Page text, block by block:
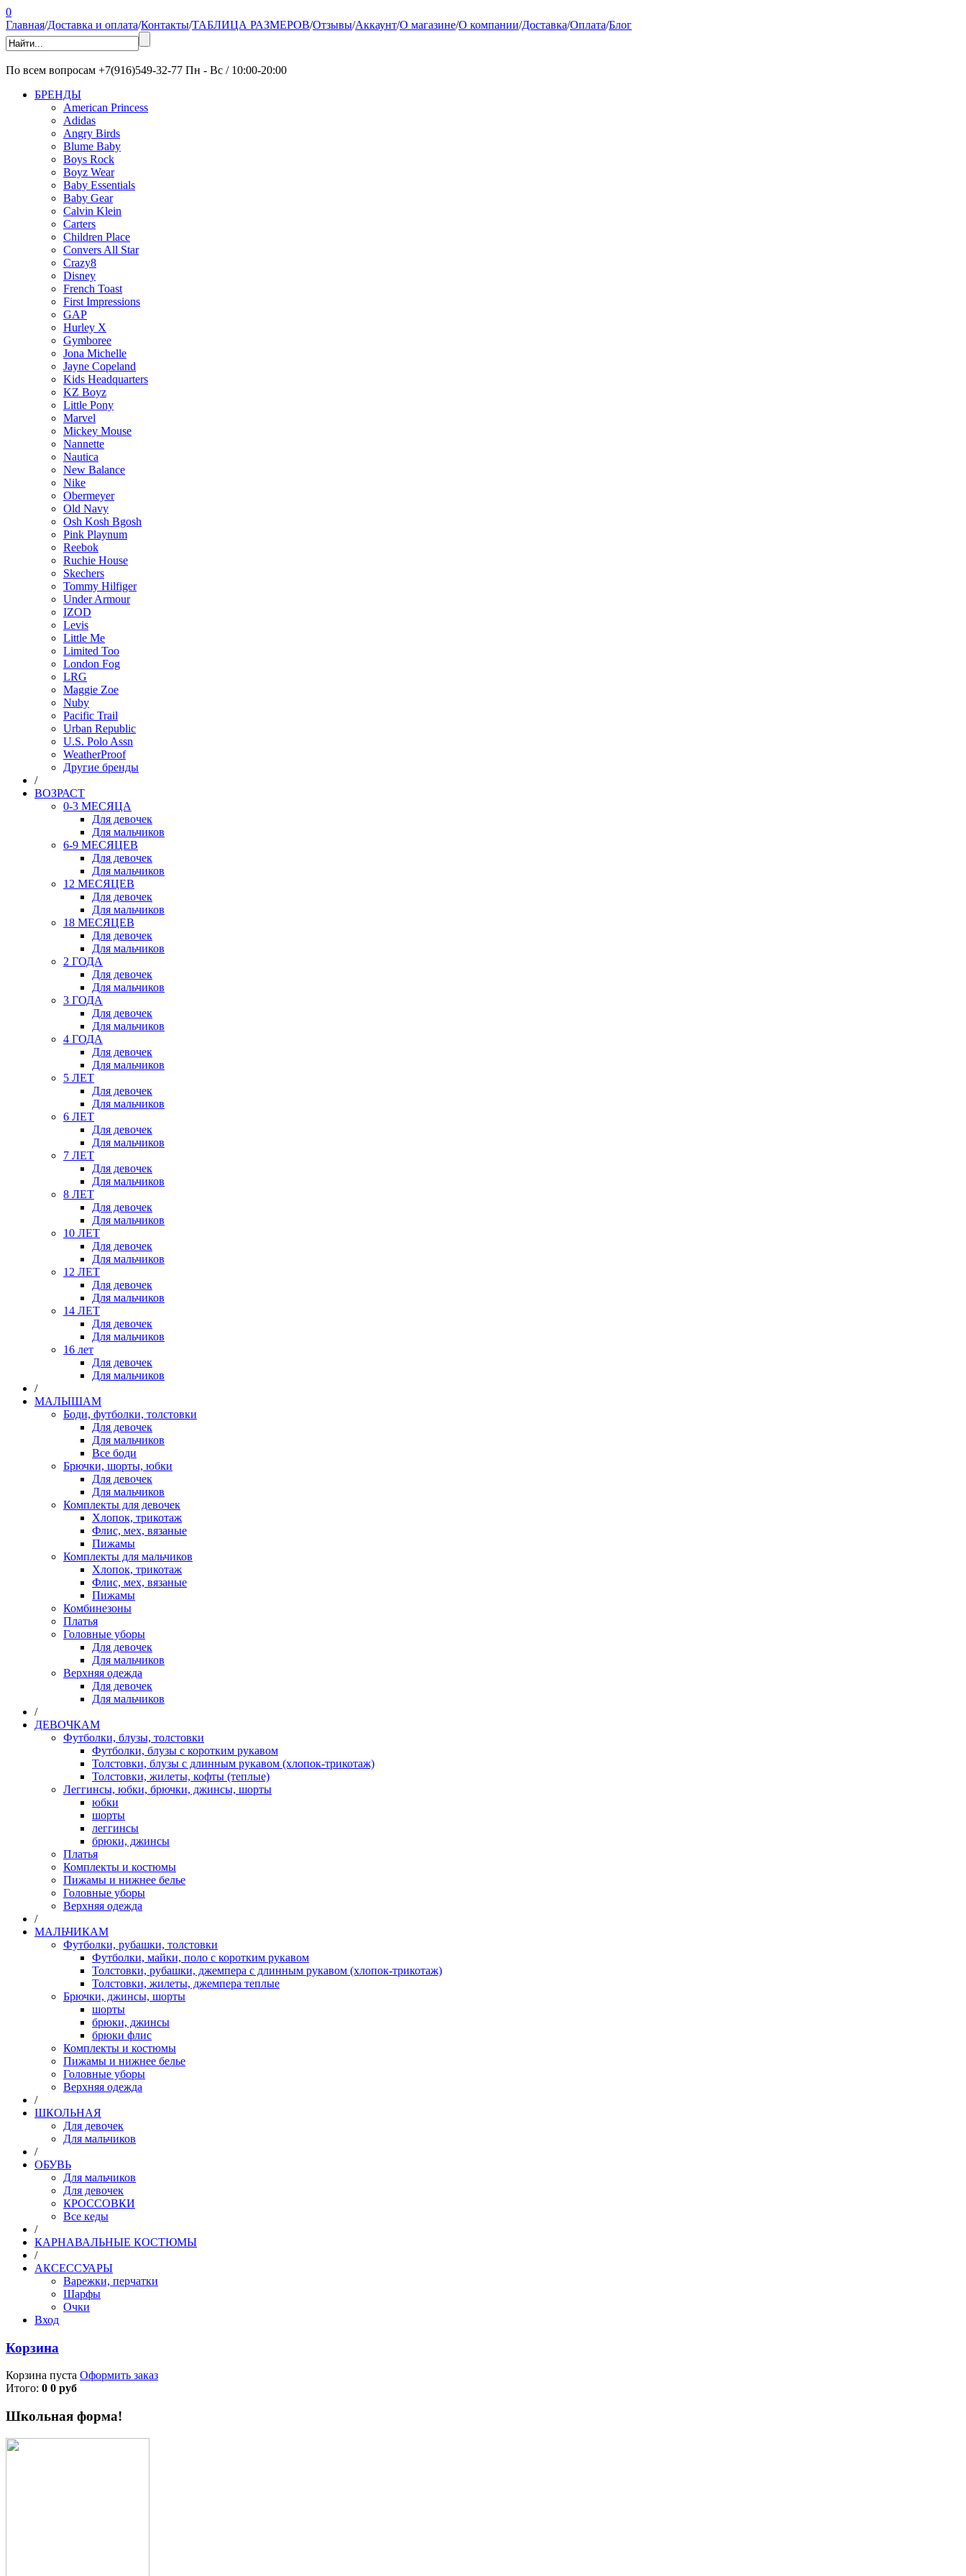
0
Главная/Доставка и оплата/Контакты/ТАБЛИЦА РАЗМЕРОВ/Отзывы/Аккаунт/О магазине/О компании/Доставка/Оплата/Блог
По всем вопросам +7(916)549-32-77 Пн - Вс / 10:00-20:00
БРЕНДЫ
American Princess
Adidas
Angry Birds
Blume Baby
Boys Rock
Boyz Wear
Baby Essentials
Baby Gear
Calvin Klein
Carters
Children Place
Convers All Star
Crazy8
Disney
French Toast
First Impressions
GAP
Hurley X
Gymboree
Jona Michelle
Jayne Copeland
Kids Headquarters
KZ Boyz
Little Pony
Marvel
Mickey Mouse
Nannette
Nautica
New Balance
Nike
Obermeyer
Old Navy
Osh Kosh Bgosh
Pink Playnum
Reebok
Ruchie House
Skechers
Tommy Hilfiger
Under Armour
IZOD
Levis
Little Me
Limited Too
London Fog
LRG
Maggie Zoe
Nuby
Pacific Trail
Urban Republic
U.S. Polo Assn
WeatherProof
Другие бренды
/
ВОЗРАСТ
0-3 МЕСЯЦА
Для девочек
Для мальчиков
6-9 МЕСЯЦЕВ
Для девочек
Для мальчиков
12 МЕСЯЦЕВ
Для девочек
Для мальчиков
18 МЕСЯЦЕВ
Для девочек
Для мальчиков
2 ГОДА
Для девочек
Для мальчиков
3 ГОДА
Для девочек
Для мальчиков
4 ГОДА
Для девочек
Для мальчиков
5 ЛЕТ
Для девочек
Для мальчиков
6 ЛЕТ
Для девочек
Для мальчиков
7 ЛЕТ
Для девочек
Для мальчиков
8 ЛЕТ
Для девочек
Для мальчиков
10 ЛЕТ
Для девочек
Для мальчиков
12 ЛЕТ
Для девочек
Для мальчиков
14 ЛЕТ
Для девочек
Для мальчиков
16 лет
Для девочек
Для мальчиков
/
МАЛЫШАМ
Боди, футболки, толстовки
Для девочек
Для мальчиков
Все боди
Брючки, шорты, юбки
Для девочек
Для мальчиков
Комплекты для девочек
Хлопок, трикотаж
Флис, мех, вязаные
Пижамы
Комплекты для мальчиков
Хлопок, трикотаж
Флис, мех, вязаные
Пижамы
Комбинезоны
Платья
Головные уборы
Для девочек
Для мальчиков
Верхняя одежда
Для девочек
Для мальчиков
/
ДЕВОЧКАМ
Футболки, блузы, толстовки
Футболки, блузы с коротким рукавом
Толстовки, блузы с длинным рукавом (хлопок-трикотаж)
Толстовки, жилеты, кофты (теплые)
Леггинсы, юбки, брючки, джинсы, шорты
юбки
шорты
леггинсы
брюки, джинсы
Платья
Комплекты и костюмы
Пижамы и нижнее белье
Головные уборы
Верхняя одежда
/
МАЛЬЧИКАМ
Футболки, рубашки, толстовки
Футболки, майки, поло с коротким рукавом
Толстовки, рубашки, джемпера с длинным рукавом (хлопок-трикотаж)
Толстовки, жилеты, джемпера теплые
Брючки, джинсы, шорты
шорты
брюки, джинсы
брюки флис
Комплекты и костюмы
Пижамы и нижнее белье
Головные уборы
Верхняя одежда
/
ШКОЛЬНАЯ
Для девочек
Для мальчиков
/
ОБУВЬ
Для мальчиков
Для девочек
КРОССОВКИ
Все кеды
/
КАРНАВАЛЬНЫЕ КОСТЮМЫ
/
АКСЕССУАРЫ
Варежки, перчатки
Шарфы
Очки
Вход
Корзина
Корзина пуста Оформить заказ
Итого: 0 0 руб
Школьная форма!